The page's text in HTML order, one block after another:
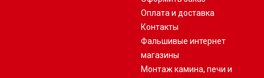
Оплата и доставка
Контакты
Фальшивые интернет
магазины
Монтаж камина, печи и